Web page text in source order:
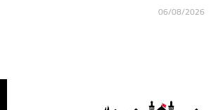
06/08/2026